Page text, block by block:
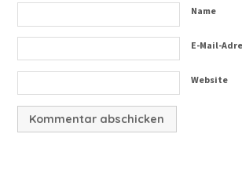
Name
E-Mail-
Website